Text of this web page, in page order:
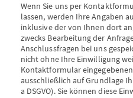
Wenn Sie uns per
lassen, werden Ihre Angaben
inklusive der von Ihnen dort
zwecks Bearbeitung der
Anschlussfragen bei uns
nicht ohne Ihre Einwilligung
Kontaktformular
ausschließlich auf Grundlage
a DSGVO). Sie können diese